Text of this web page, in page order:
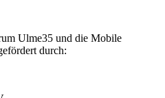
Ulme35 und die Mobile
durch: